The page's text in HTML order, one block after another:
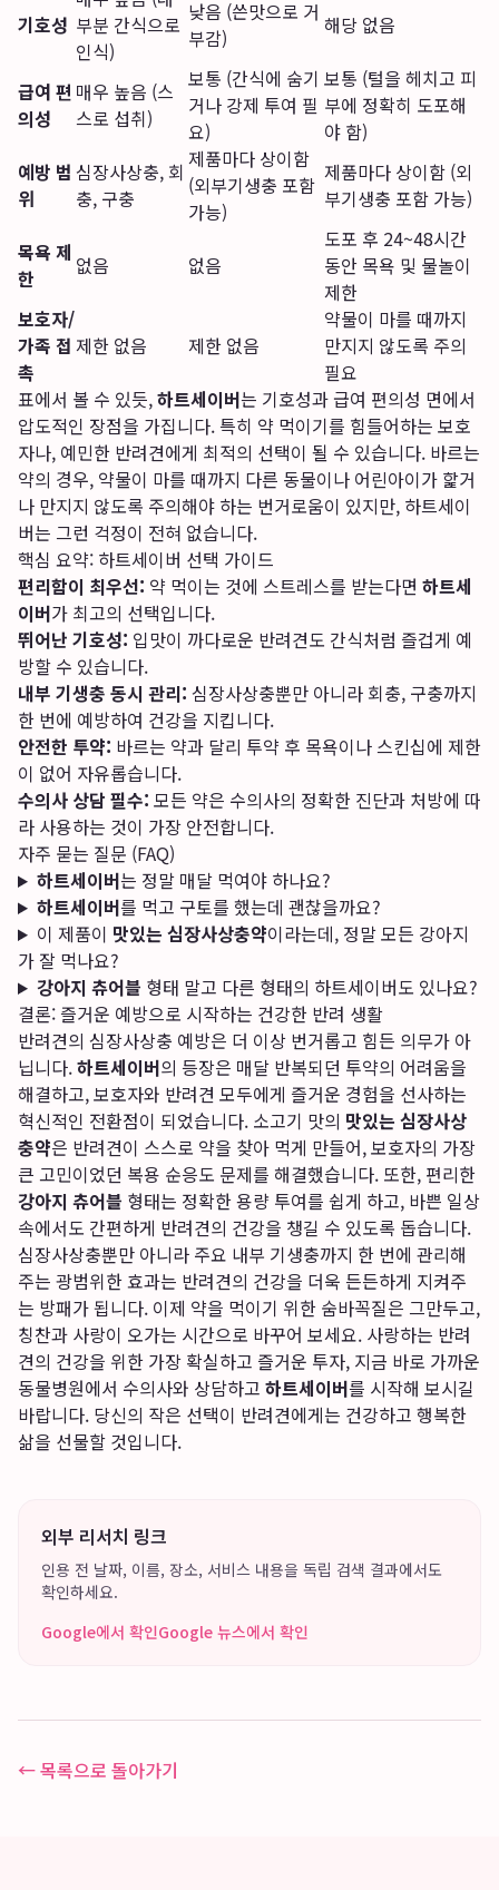
기호성 부분 간식으로
인식)
낮음 (쓴맛으로 거
부감)
해당 없음
급여 편
의성
매우 높음 (스
스로 섭취)
보통 (간식에 숨기
거나 강제 투여 필
요)
보통 (털을 헤치고 피
부에 정확히 도포해
야 함)
예방 범
위
심장사상충, 회
충, 구충
제품마다 상이함
(외부기생충 포함
가능)
제품마다 상이함 (외
부기생충 포함 가능)
목욕 제
한
없음 없음
도포 후 24~48시간
동안 목욕 및 물놀이
제한
보호자/
가족 접
촉
제한 없음 제한 없음
약물이 마를 때까지
만지지 않도록 주의
필요
표에서 볼 수 있듯,하트세이버는 기호성과 급여 편의성 면에서
압도적인 장점을 가집니다. 특히 약 먹이기를 힘들어하는 보호
자나, 예민한 반려견에게 최적의 선택이 될 수 있습니다. 바르는
약의 경우, 약물이 마를 때까지 다른 동물이나 어린아이가 핥거
나 만지지 않도록 주의해야 하는 번거로움이 있지만, 하트세이
버는 그런 걱정이 전혀 없습니다.
핵심 요약: 하트세이버 선택 가이드
편리함이 최우선: 약 먹이는 것에 스트레스를 받는다면 하트세
이버가 최고의 선택입니다.
뛰어난 기호성: 입맛이 까다로운 반려견도 간식처럼 즐겁게 예
방할 수 있습니다.
내부 기생충 동시 관리: 심장사상충뿐만 아니라 회충, 구충까지
한 번에 예방하여 건강을 지킵니다.
안전한 투약: 바르는 약과 달리 투약 후 목욕이나 스킨십에 제한
이 없어 자유롭습니다.
수의사 상담 필수: 모든 약은 수의사의 정확한 진단과 처방에 따
라 사용하는 것이 가장 안전합니다.
자주 묻는 질문 (FAQ)
하트세이버는 정말 매달 먹여야 하나요?
하트세이버를 먹고 구토를 했는데 괜찮을까요?
이 제품이 맛있는 심장사상충약이라는데, 정말 모든 강아지
가 잘 먹나요?
강아지 츄어블 형태 말고 다른 형태의 하트세이버도 있나요?
결론: 즐거운 예방으로 시작하는 건강한 반려 생활
반려견의 심장사상충 예방은 더 이상 번거롭고 힘든 의무가 아
닙니다.하트세이버의 등장은 매달 반복되던 투약의 어려움을
해결하고, 보호자와 반려견 모두에게 즐거운 경험을 선사하는
혁신적인 전환점이 되었습니다. 소고기 맛의 맛있는 심장사상
충약은 반려견이 스스로 약을 찾아 먹게 만들어, 보호자의 가장
큰 고민이었던 복용 순응도 문제를 해결했습니다. 또한, 편리한
강아지 츄어블 형태는 정확한 용량 투여를 쉽게 하고, 바쁜 일상
속에서도 간편하게 반려견의 건강을 챙길 수 있도록 돕습니다.
심장사상충뿐만 아니라 주요 내부 기생충까지 한 번에 관리해
주는 광범위한 효과는 반려견의 건강을 더욱 든든하게 지켜주
는 방패가 됩니다. 이제 약을 먹이기 위한 숨바꼭질은 그만두고,
칭찬과 사랑이 오가는 시간으로 바꾸어 보세요. 사랑하는 반려
견의 건강을 위한 가장 확실하고 즐거운 투자, 지금 바로 가까운
동물병원에서 수의사와 상담하고 하트세이버를 시작해 보시길
바랍니다. 당신의 작은 선택이 반려견에게는 건강하고 행복한
삶을 선물할 것입니다.
외부 리서치 링크
인용 전 날짜, 이름, 장소, 서비스 내용을 독립 검색 결과에서도
확인하세요.
Google에서 확인Google 뉴스에서 확인
← 목록으로 돌아가기